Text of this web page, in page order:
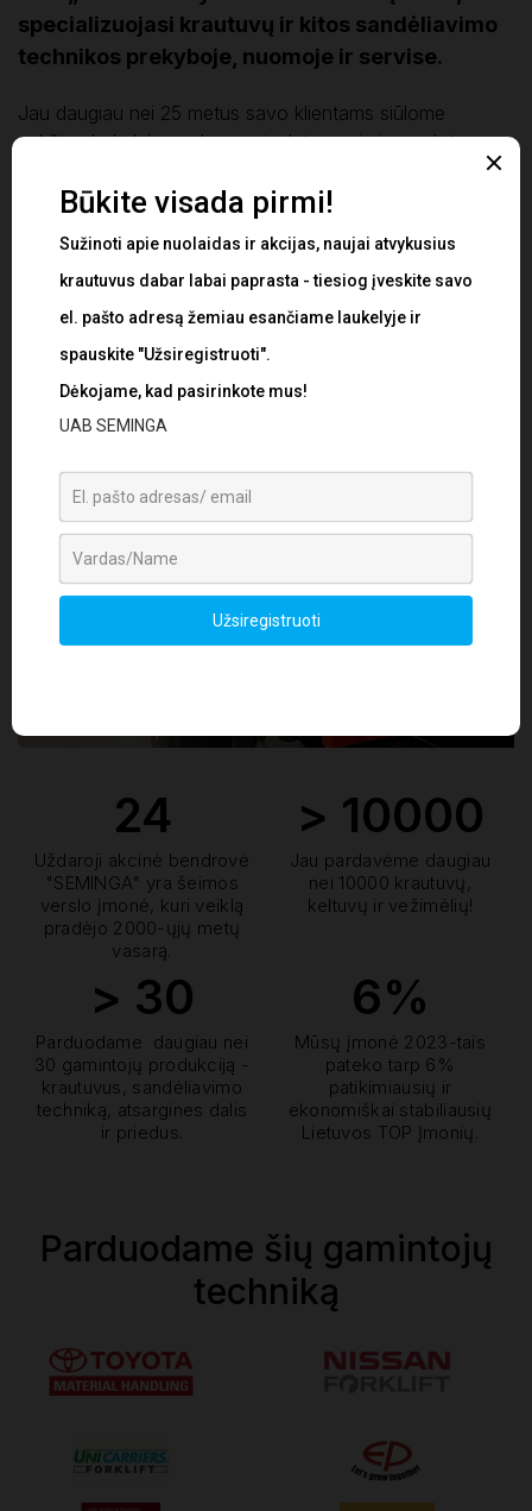
specializuojasi krautuvų ir kitos sandėliavimo
technikos prekyboje, nuomoje ir servise.
Jau daugiau nei 25 metus savo klientams siūlome
aukštos kokybės paslaugas ir platų naujų ir naudotų
pasirinkimą. Mūsų tikslas – patenkinti mūsų Klientų,
Nuo 2020 m. UAB SEMINGA tapo kinų gamintojo EP
EQUIPMENT oficialiu atstovu Lietuvoje.
24
Uždaroji akcinė bendrovė
"SEMINGA" yra šeimos
verslo įmonė, kuri veiklą
pradėjo 2000-ųjų metų
vasarą.
> 10000
Jau pardavėme daugiau
nei 10000 krautuvų,
keltuvų ir vežimėlių!
> 30
Parduodame daugiau nei
30 gamintojų produkciją -
krautuvus, sandėliavimo
techniką, atsargines dalis
ir priedus.
6%
Mūsų įmonė 2023-tais
pateko tarp 6%
patikimiausių ir
ekonomiškai stabiliausių
Lietuvos TOP Įmonių.
Parduodame šių gamintojų
techniką